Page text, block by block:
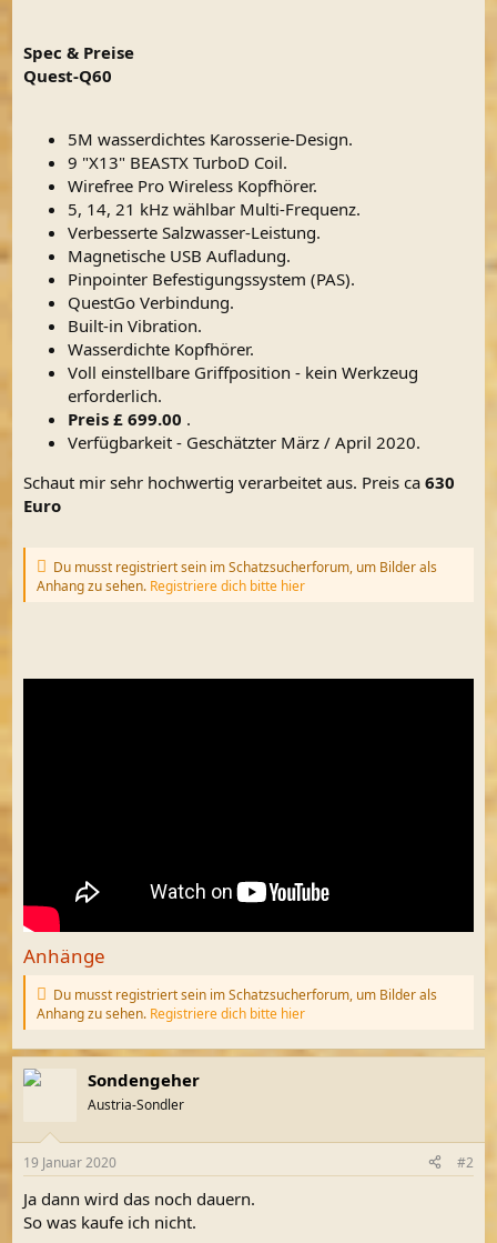
Spec & Preise
Quest-Q60
5M wasserdichtes Karosserie-Design.
9 "X13" BEASTX TurboD Coil.
Wirefree Pro Wireless Kopfhörer.
5, 14, 21 kHz wählbar Multi-Frequenz.
Verbesserte Salzwasser-Leistung.
Magnetische USB Aufladung.
Pinpointer Befestigungssystem (PAS).
QuestGo Verbindung.
Built-in Vibration.
Wasserdichte Kopfhörer.
Voll einstellbare Griffposition - kein Werkzeug
erforderlich.
Preis £ 699.00 .
Verfügbarkeit - Geschätzter März / April 2020.
Schaut mir sehr hochwertig verarbeitet aus. Preis ca630
Euro
Du musst registriert sein im Schatzsucherforum, um Bilder als
Anhang zu sehen. Registriere dich bitte hier
Anhänge
Du musst registriert sein im Schatzsucherforum, um Bilder als
Anhang zu sehen. Registriere dich bitte hier
Sondengeher
Austria-Sondler
19 Januar 2020 #2
Ja dann wird das noch dauern.
So was kaufe ich nicht.